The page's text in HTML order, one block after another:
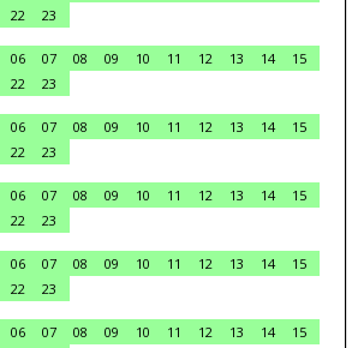
22
23
06 07 08 09 10 11 12 13 14
15
22
23
06 07 08 09 10 11 12 13 14
15
22
23
06 07 08 09 10 11 12 13 14
15
22
23
06 07 08 09 10 11 12 13 14
15
22
23
06 07 08 09 10 11 12 13 14
15